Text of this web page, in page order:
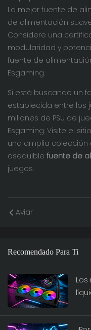
La mejor fuente de
de alimentación
Considere una
modularidad y
fuente de
Esgaming.
Si está buscando un
establecida entre los
millones de PSU de
Esgaming. Visite el
una amplia colección
asequible fuente de
juegos.
Aviar
Recomendado Para Ti